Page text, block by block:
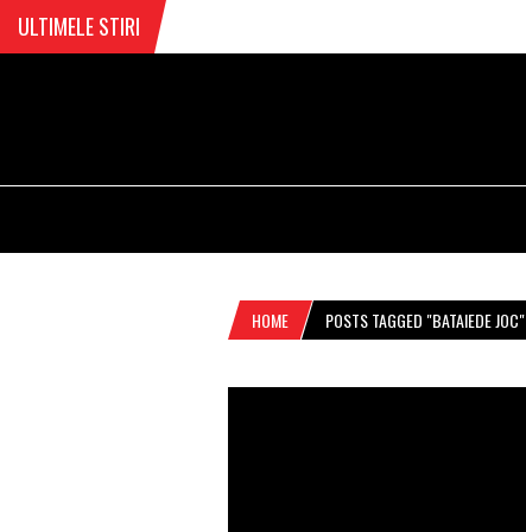
ULTIMELE STIRI
HOME POSTS TAGGED "BATAIEDE JOC"